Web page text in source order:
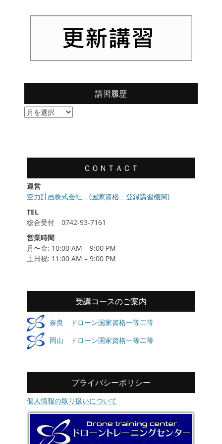
講習履歴
講
ＣＯＮＴＡＣＴ
運営
空力計画株式会社 (国家資格 登録講習機関)
TEL
総合受付 0742-93-7161
営業時間
月〜金: 10:00 AM – 9:00 PM
土日祝: 11:00 AM – 9:00 PM
受講コースのご案内
奈良 ドローン国家資格一等二等
岡山 ドローン国家資格一等二等
プライバシーポリシー
個人情報の取り扱いについて